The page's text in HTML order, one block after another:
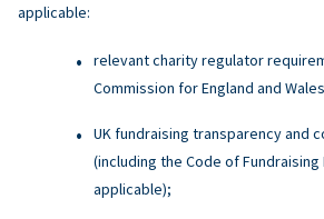
applicable:
relevant charity regulator
Commission for England and
UK fundraising transparency and
(including the Code of
applicable);